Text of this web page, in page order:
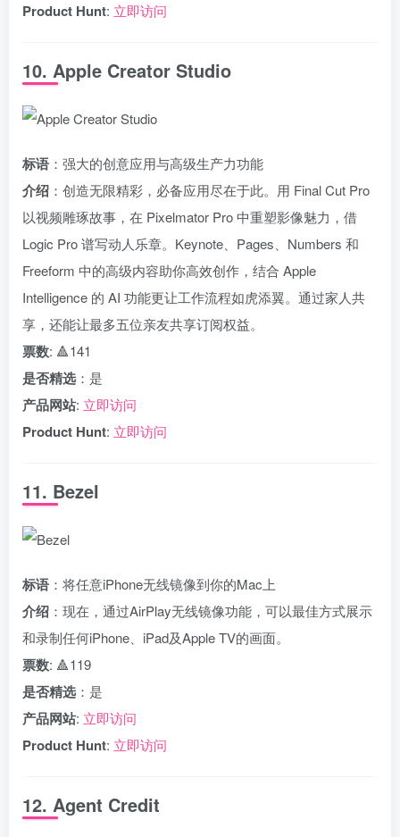
Product Hunt: 立即访问
10. Apple Creator Studio
标语 ：强大的创意应用与高级生产力功能
介绍 ：创造无限精彩，必备应用尽在于此。用 Final Cut Pro
以视频雕琢故事，在 Pixelmator Pro 中重塑影像魅力，借
Logic Pro 谱写动人乐章。Keynote、Pages、Numbers 和
Freeform 中的高级内容助你高效创作，结合 Apple
Intelligence 的 AI 功能更让工作流程如虎添翼。通过家人共
享，还能让最多五位亲友共享订阅权益。
票数: 🔺141
是否精选 ：是
产品网站: 立即访问
Product Hunt: 立即访问
11. Bezel
标语 ：将任意iPhone无线镜像到你的Mac上
介绍 ：现在，通过AirPlay无线镜像功能，可以最佳方式展示
和录制任何iPhone、iPad及Apple TV的画面。
票数: 🔺119
是否精选 ：是
产品网站: 立即访问
Product Hunt: 立即访问
12. Agent Credit